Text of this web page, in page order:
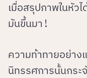
เมื่อสรุปภาพในหัว
มันขึ้นมา!
ความท้าทายอย่าง
นิทรรศการนั้นกระ